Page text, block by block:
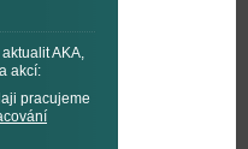
AKA,
akcí:
pracujeme